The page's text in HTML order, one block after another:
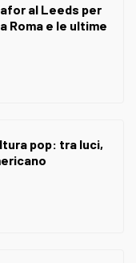
al Leeds per
Roma e le ultime
pop: tra luci,